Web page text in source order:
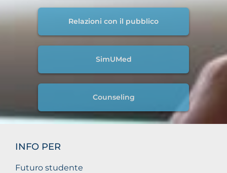
Relazioni con il pubblico
SimUMed
Counseling
INFO PER
Futuro studente